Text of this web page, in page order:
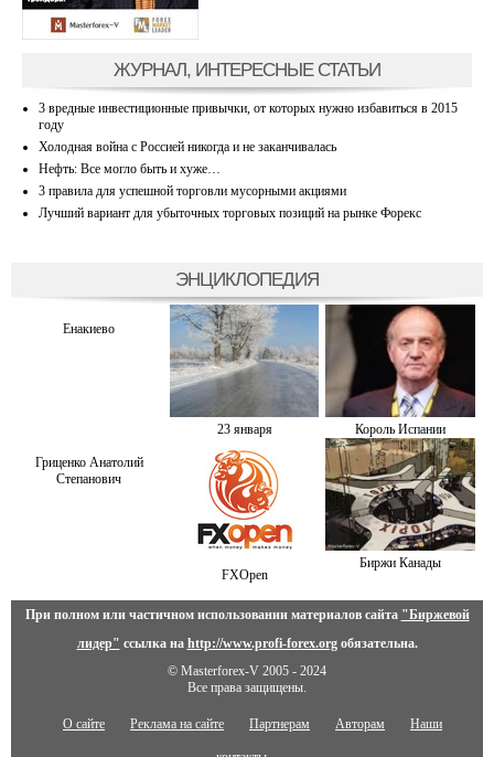
ЖУРНАЛ, ИНТЕРЕСНЫЕ СТАТЬИ
3 вредные инвестиционные привычки, от которых нужно избавиться в 2015
году
Холодная война с Россией никогда и не заканчивалась
Нефть: Все могло быть и хуже…
3 правила для успешной торговли мусорными акциями
Лучший вариант для убыточных торговых позиций на рынке Форекс
ЭНЦИКЛОПЕДИЯ
Енакиево
23 января Король Испании
Гриценко Анатолий
Степанович
FXOpen
Биржи Канады
При полном или частичном использовании материалов сайта "Биржевой
лидер" ссылка на http://www.profi-forex.orgобязательна.
© Masterforex-V 2005 - 2024
Все права защищены.
О сайте Реклама на сайте Партнерам Авторам Наши